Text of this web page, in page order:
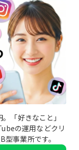
「好きなこと」
の運用などクリ
事業所です。